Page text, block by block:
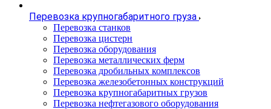
Перевозка крупногабаритного груза
Перевозка станков
Перевозка цистерн
Перевозка оборудования
Перевозка металлических ферм
Перевозка дробильных комплексов
Перевозка железобетонных конструкций
Перевозка крупногабаритных грузов
Перевозка нефтегазового оборудования